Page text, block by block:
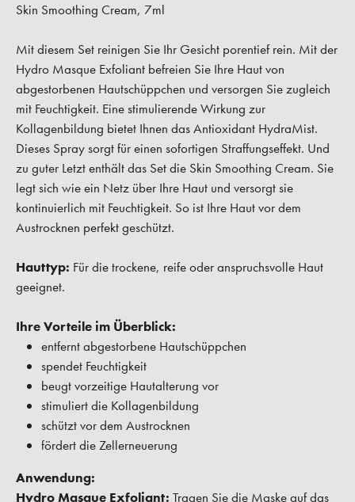
Skin Smoothing Cream, 7ml
Mit diesem Set reinigen Sie Ihr Gesicht porentief rein. Mit der
Hydro Masque Exfoliant befreien Sie Ihre Haut von
abgestorbenen Hautschüppchen und versorgen Sie zugleich
mit Feuchtigkeit. Eine stimulierende Wirkung zur
Kollagenbildung bietet Ihnen das Antioxidant HydraMist.
Dieses Spray sorgt für einen sofortigen Straffungseffekt. Und
zu guter Letzt enthält das Set die Skin Smoothing Cream. Sie
legt sich wie ein Netz über Ihre Haut und versorgt sie
kontinuierlich mit Feuchtigkeit. So ist Ihre Haut vor dem
Austrocknen perfekt geschützt.
Hauttyp: Für die trockene, reife oder anspruchsvolle Haut
geeignet.
Ihre Vorteile im Überblick:
entfernt abgestorbene Hautschüppchen
spendet Feuchtigkeit
beugt vorzeitige Hautalterung vor
stimuliert die Kollagenbildung
schützt vor dem Austrocknen
fördert die Zellerneuerung
Anwendung:
Hydro Masque Exfoliant: Tragen Sie die Maske auf das